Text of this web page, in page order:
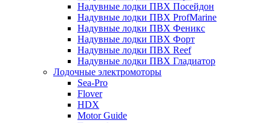
Надувные лодки ПВХ Посейдон
Надувные лодки ПВХ ProfMarine
Надувные лодки ПВХ Феникс
Надувные лодки ПВХ Форт
Надувные лодки ПВХ Reef
Надувные лодки ПВХ Гладиатор
Лодочные электромоторы
Sea-Pro
Flover
HDX
Motor Guide